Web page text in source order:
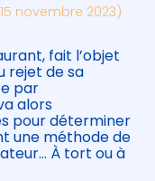
novembre 2023)
fait l’objet
rejet de sa
par
alors
pour déterminer
une méthode de
À tort ou à